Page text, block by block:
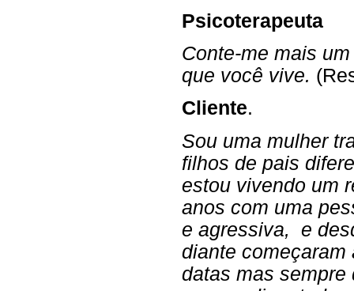
Psicoterapeuta
Conte-me mais
que você vive.
Cliente.
Sou uma mulher
filhos de pais
estou vivendo um
anos com uma
e agressiva, e
diante
datas mas